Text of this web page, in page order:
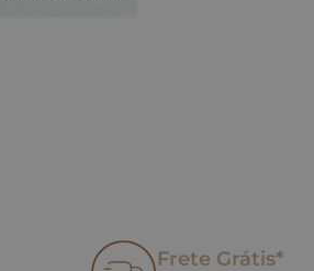
Frete Grátis*